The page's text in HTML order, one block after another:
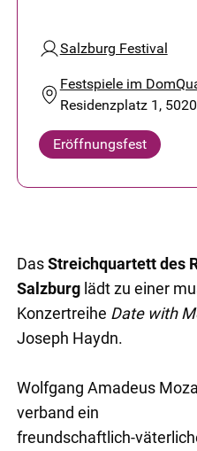
Salzburg Festival
Festspiele im
Residenzplatz 1,
Eröffnungsfest
DasStreichquartett des
Salzburglädt zu einer
Konzertreihe Date with
Joseph Haydn.
Wolfgang Amadeus
verband ein
freundschaftlich-